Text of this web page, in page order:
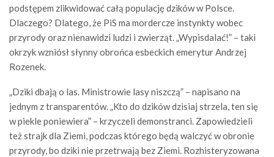
podstępem zlikwidować całą populację dzików w Polsce.
Dlaczego? Dlatego, że PiS ma mordercze instynkty wobec
przyrody oraz nienawidzi ludzi i zwierząt. „Wypisdalać!” – taki
okrzyk wzniósł słynny obrońca esbeckich emerytur Andrzej
Rozenek.
„Dziki dbają o las. Ministrowie lasy niszczą” – napisano na
jednym z transparentów. „Kto do dzików dzisiaj strzela, ten się
w piekle poniewiera” – krzyczeli demonstranci. Zapowiedzieli
też strajk dla Ziemi, podczas którego będą walczyć w obronie
przyrody, bo dziki nie przetrwają bez Ziemi. Rozhisteryzowana